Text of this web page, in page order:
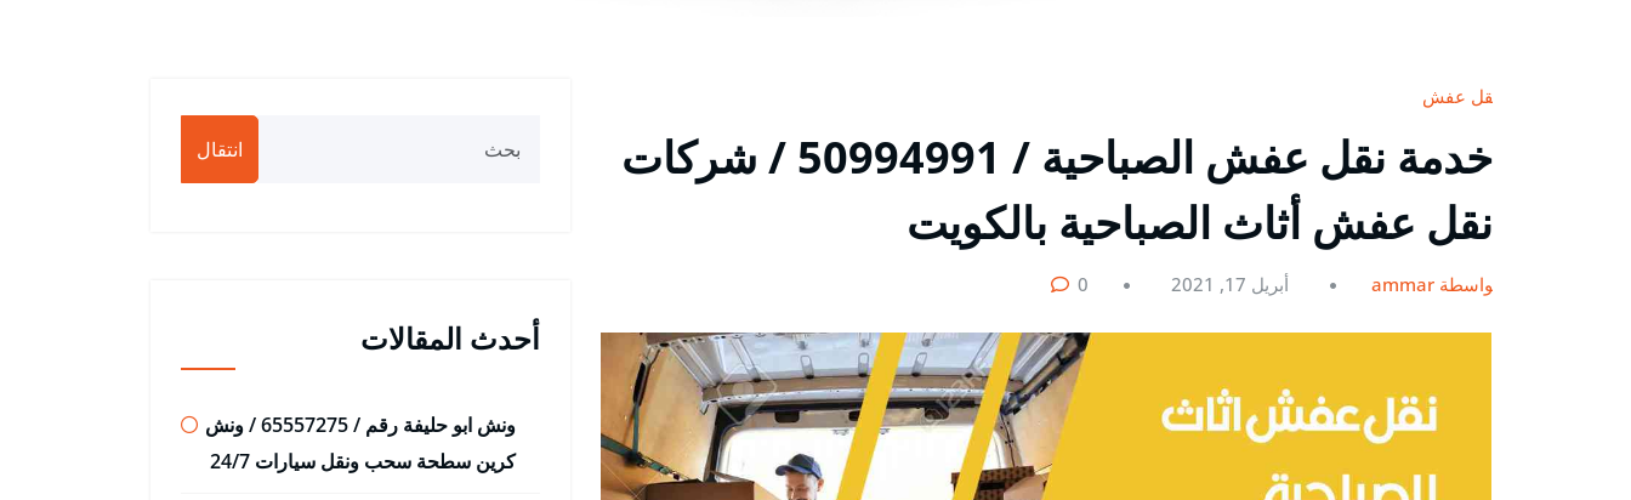
نقل عفش
خدمة نقل عفش الصباحية / 50994991 / شركات
نقل عفش أثاث الصباحية بالكويت
بواسطة ammar أبريل 17, 2021 0
انتقال
أحدث المقالات
ونش ابو حليفة رقم / 65557275 / ونش
كرين سطحة سحب ونقل سيارات 24/7